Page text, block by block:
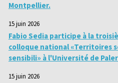
Montpellier.
15 juin 2026
Fabio Sedia participe à la
colloque national «Territoires
sensibili» à l'Université de
15 juin 2026